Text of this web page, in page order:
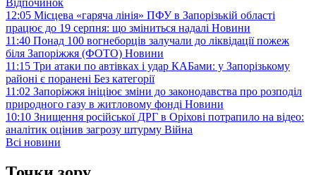
Відпочинок
12:05 Місцева «гаряча лінія» ПФУ в Запорізькій області
працює до 19 серпня: що зміниться надалі Новини
11:40 Понад 100 вогнеборців залучали до ліквідації пожеж
біля Запоріжжя (ФОТО) Новини
11:15 Три атаки по автівках і удар КАБами: у Запорізькому
районі є поранені Без категорії
11:02 Запоріжжя ініціює зміни до законодавства про розподіл
природного газу в житловому фонді Новини
10:10 Знищення російської ДРГ в Оріхові потрапило на відео:
аналітик оцінив загрозу штурму Війна
Всі новини